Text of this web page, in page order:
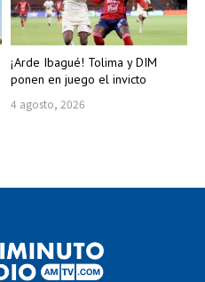
¡Arde Ibagué! Tolima y DIM
ponen en juego el invicto
4 agosto, 2026